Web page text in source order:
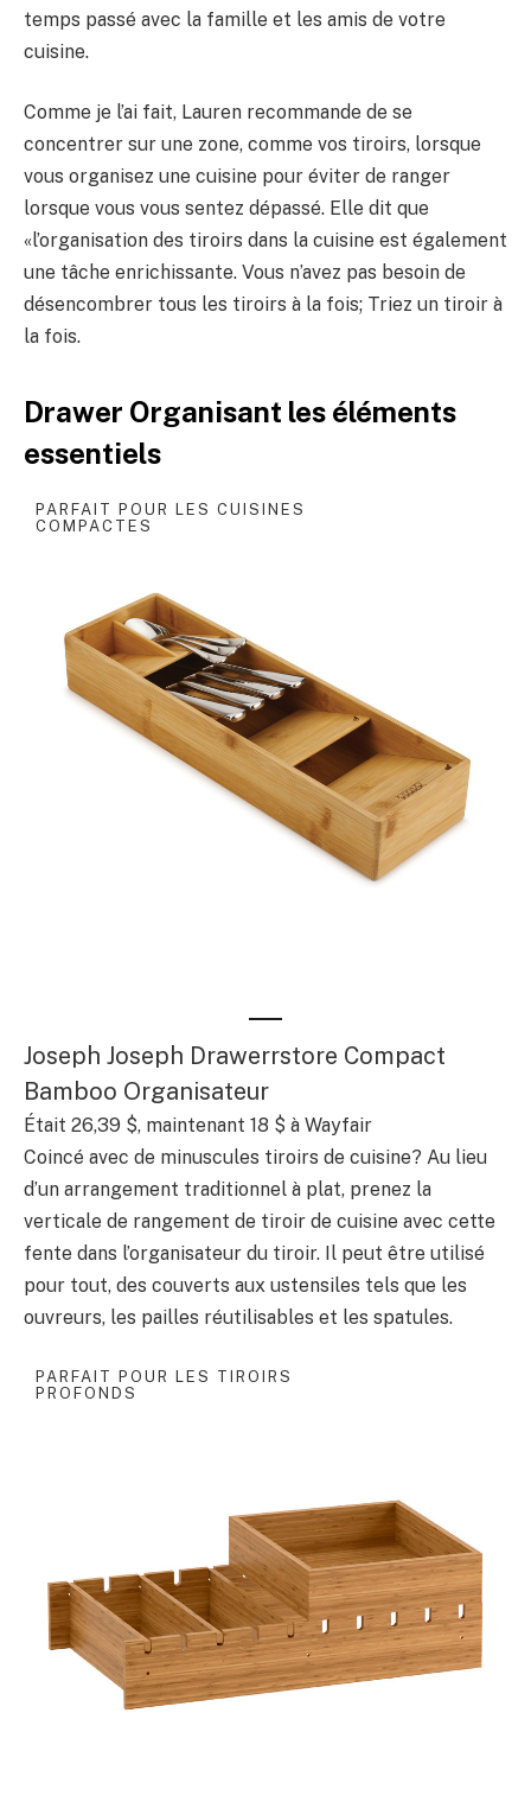
temps passé avec la famille et les amis de votre
cuisine.
Comme je l’ai fait, Lauren recommande de se
concentrer sur une zone, comme vos tiroirs, lorsque
vous organisez une cuisine pour éviter de ranger
lorsque vous vous sentez dépassé. Elle dit que
«l’organisation des tiroirs dans la cuisine est également
une tâche enrichissante. Vous n’avez pas besoin de
désencombrer tous les tiroirs à la fois; Triez un tiroir à
la fois.
Drawer Organisant les éléments
essentiels
PARFAIT POUR LES CUISINES
COMPACTES
Joseph Joseph Drawerrstore Compact
Bamboo Organisateur
Était 26,39 $, maintenant 18 $ à Wayfair
Coincé avec de minuscules tiroirs de cuisine? Au lieu
d’un arrangement traditionnel à plat, prenez la
verticale de rangement de tiroir de cuisine avec cette
fente dans l’organisateur du tiroir. Il peut être utilisé
pour tout, des couverts aux ustensiles tels que les
ouvreurs, les pailles réutilisables et les spatules.
PARFAIT POUR LES TIROIRS
PROFONDS